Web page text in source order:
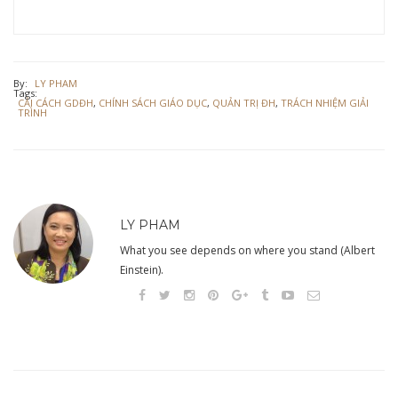
By: LY PHAM
Tags:
CẢI CÁCH GDĐH, CHÍNH SÁCH GIÁO DỤC, QUẢN TRỊ ĐH, TRÁCH NHIỆM GIẢI
TRÌNH
LY PHAM
What you see depends on where you stand (Albert
Einstein).